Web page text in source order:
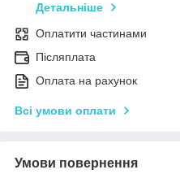
Детальніше
Оплатити частинами
Післяплата
Оплата на рахунок
Всі умови оплати
Умови повернення